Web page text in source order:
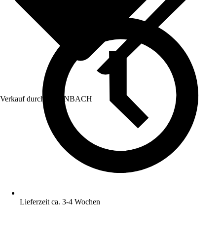
Verkauf durch: HORNBACH
Lieferzeit ca. 3-4 Wochen